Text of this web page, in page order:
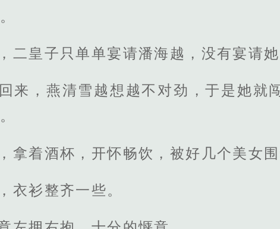
二皇子只单单宴请潘海越，没有宴请
来，燕清雪越想越不对劲，于是她就
拿着酒杯，开怀畅饮，被好几个美女围
衣衫整齐一些。